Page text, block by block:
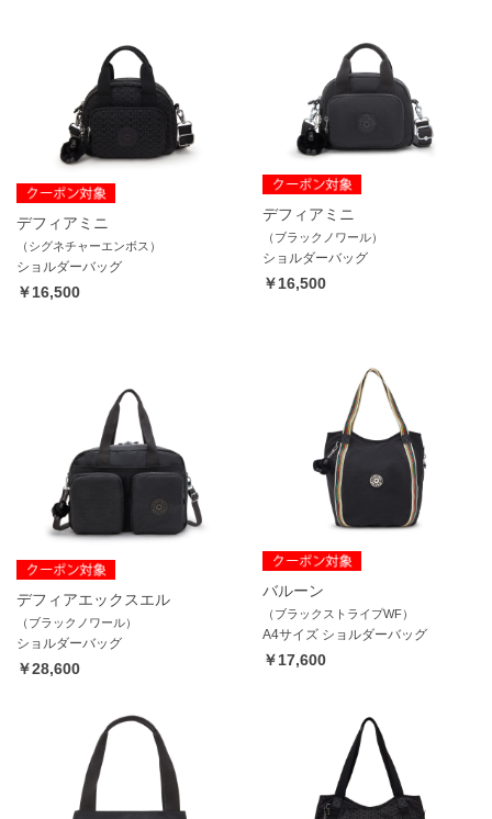
デフィアミニ
（シグネチャーエンボス）
ショルダーバッグ
￥16,500
デフィアミニ
（ブラックノワール）
ショルダーバッグ
￥16,500
デフィアエックスエル
（ブラックノワール）
ショルダーバッグ
￥28,600
バルーン
（ブラックストライプWF）
A4サイズ ショルダーバッグ
￥17,600